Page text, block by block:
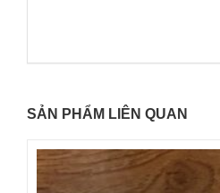
SẢN PHẨM LIÊN QUAN